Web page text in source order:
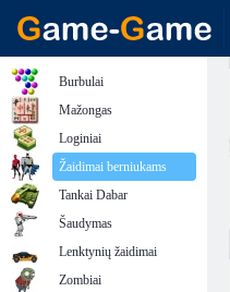
Burbulai
Mažongas
Loginiai
Žaidimai berniukams
Tankai Dabar
Šaudymas
Lenktynių žaidimai
Zombiai